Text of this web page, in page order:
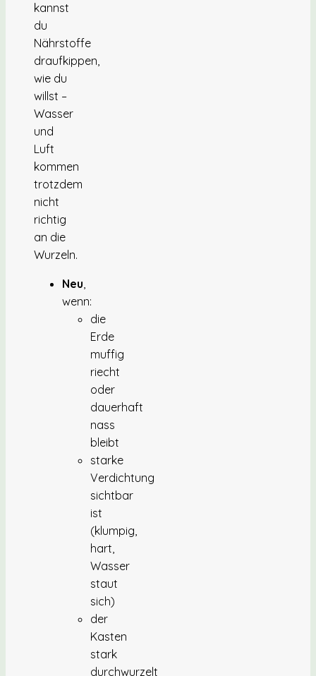
kannst
du
Nährstoffe
draufkippen,
wie du
willst –
Wasser
und
Luft
kommen
trotzdem
nicht
richtig
an die
Wurzeln.
Neu,
wenn:
die
Erde
muffig
riecht
oder
dauerhaft
nass
bleibt
starke
Verdichtung
sichtbar
ist
(klumpig,
hart,
Wasser
staut
sich)
der
Kasten
stark
durchwurzelt